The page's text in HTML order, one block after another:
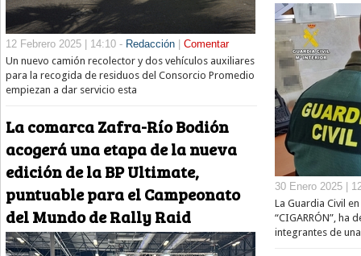
12 Febrero 2025 | 14:10 - Redacción| Comentar
Un nuevo camión recolector y dos vehículos auxiliares
para la recogida de residuos del Consorcio Promedio
empiezan a dar servicio esta
La comarca Zafra-Río Bodión
acogerá una etapa de la nueva
edición de la BP Ultimate,
puntuable para el Campeonato
del Mundo de Rally Raid
30 Enero 2025 |
La Guardia Civil
“CIGARRÓN”, ha
integrantes de